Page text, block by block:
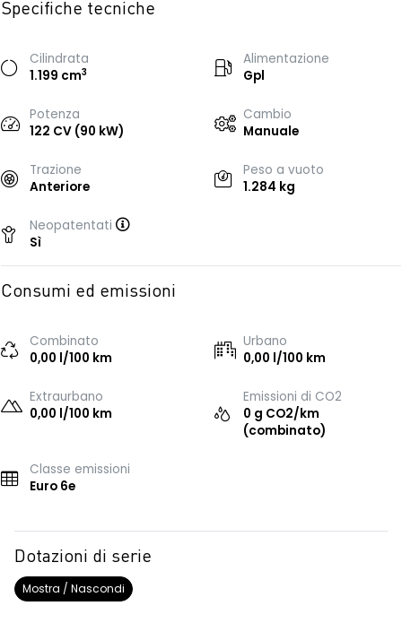
Specifiche tecniche
Cilindrata
1.199 cm3
Alimentazione
Gpl
Potenza
122 CV (90 kW)
Cambio
Manuale
Trazione
Anteriore
Peso a vuoto
1.284 kg
Neopatentati
Sì
Consumi ed emissioni
Combinato
0,00 l/100 km
Urbano
0,00 l/100 km
Extraurbano
0,00 l/100 km
Emissioni di CO2
0 g CO2/km
(combinato)
Classe emissioni
Euro 6e
Dotazioni di serie
Mostra / Nascondi